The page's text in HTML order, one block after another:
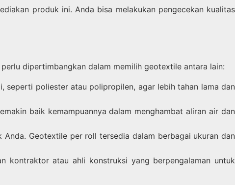
produk ini. Anda bisa melakukan pengecekan kualitas
dipertimbangkan dalam memilih geotextile antara lain:
poliester atau polipropilen, agar lebih tahan lama dan
baik kemampuannya dalam menghambat aliran air dan
Geotextile per roll tersedia dalam berbagai ukuran dan
kontraktor atau ahli konstruksi yang berpengalaman untuk